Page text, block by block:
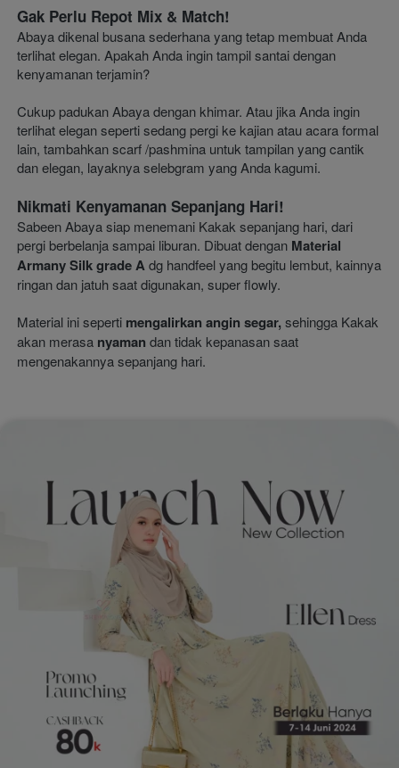
Gak Perlu Repot Mix & Match!
Abaya dikenal busana sederhana yang tetap membuat Anda
terlihat elegan. Apakah Anda ingin tampil santai dengan
kenyamanan terjamin?
Cukup padukan Abaya dengan khimar. Atau jika Anda ingin
terlihat elegan seperti sedang pergi ke kajian atau acara formal
lain, tambahkan scarf /pashmina untuk tampilan yang cantik
dan elegan, layaknya selebgram yang Anda kagumi.
Nikmati Kenyamanan Sepanjang Hari!
Sabeen Abaya siap menemani Kakak sepanjang hari, dari
pergi berbelanja sampai liburan. Dibuat dengan Material
Armany Silk grade A dg handfeel yang begitu lembut, kainnya
ringan dan jatuh saat digunakan, super flowly.
Material ini seperti mengalirkan angin segar, sehingga Kakak
akan merasa nyaman dan tidak kepanasan saat
mengenakannya sepanjang hari.